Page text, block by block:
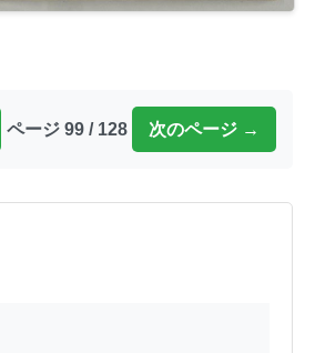
ページ 99 / 128 次のページ →